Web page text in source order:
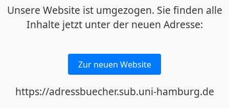
Unsere Website ist umgezogen. Sie finden alle
Inhalte jetzt unter der neuen Adresse:
Zur neuen Website
https://adressbuecher.sub.uni-hamburg.de